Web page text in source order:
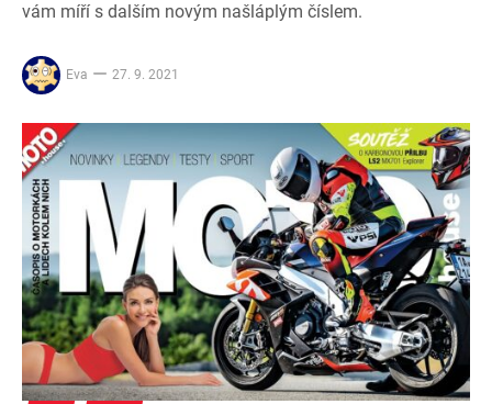
vám míří s dalším novým našláplým číslem.
Eva 27. 9. 2021